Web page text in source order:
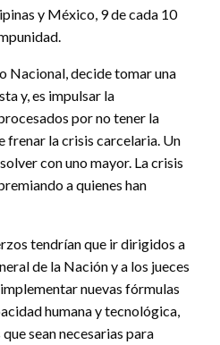
y México, 9 de cada 10
Nacional, decide tomar una
y, es impulsar la
por no tener la
frenar la crisis carcelaria. Un
con uno mayor. La crisis
a quienes han
tendrían que ir dirigidos a
de la Nación y a los jueces
nuevas fórmulas
humana y tecnológica,
sean necesarias para